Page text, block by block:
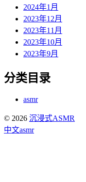
2024年1月
2023年12月
2023年11月
2023年10月
2023年9月
分类目录
asmr
© 2026 沉浸式ASMR
中文asmr